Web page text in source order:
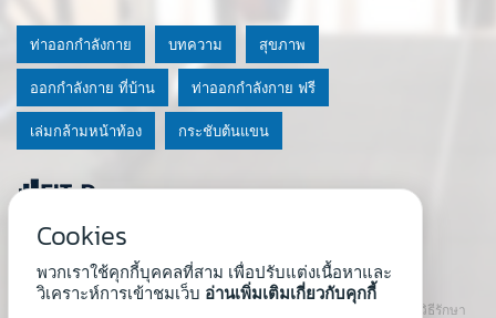
© 2020 Fit-D.com & Fit-D Finess
About Us | นโยบายความเป็นส่วนตัว|เงื่อนไขการใช้เว็บ
เนื้อหาที่ใช้ในเว็บนี้ ไม่สามารถใช้แทนคำปรึกษา คำแนะนำ วินิจฉัย หรือวิธีรักษา
ท่าออกกำลังกาย บทความ สุขภาพ
ออกกำลังกาย ที่บ้าน ท่าออกกำลังกาย ฟรี
เล่มกล้ามหน้าท้อง กระชับต้นแขน
Cookies
พวกเราใช้คุกกี้บุคคลที่สาม เพื่อปรับแต่งเนื้อหาและ
วิเคราะห์การเข้าชมเว็บ อ่านเพิ่มเติมเกี่ยวกับคุกกี้